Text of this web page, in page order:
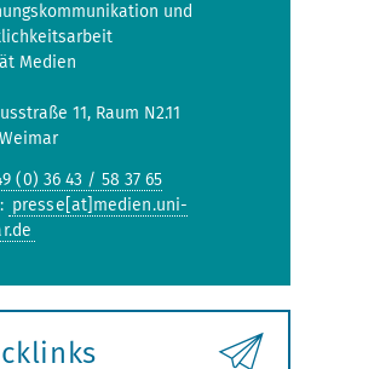
und
Medien
11, Raum N2.11
(0) 36 43 / 58 37 65
presse[at]medien.uni-